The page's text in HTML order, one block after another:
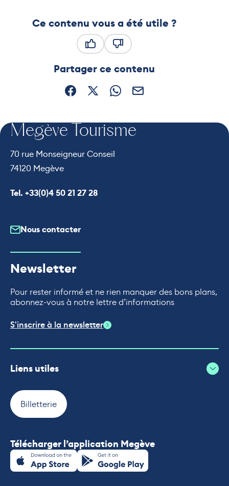
Ce contenu vous a été utile ?
Partager ce contenu
Partager sur Facebook (nouvelle fenêtre)
Partager sur X / Twitter (nouvelle
Partager sur WhatsApp
Partager par mail
Megève Tourisme
70 rue Monseigneur Conseil
74120 Megève
Appeler le
Tel. +33(0)4 50 21 27 28
Nous contacter
Newsletter
Pour rester informé et ne rien manquer des bons plans,
abonnez-vous à notre lettre d’informations
S'inscrire à la newsletter
Liens utiles
Billetterie
Télécharger l’application Megève